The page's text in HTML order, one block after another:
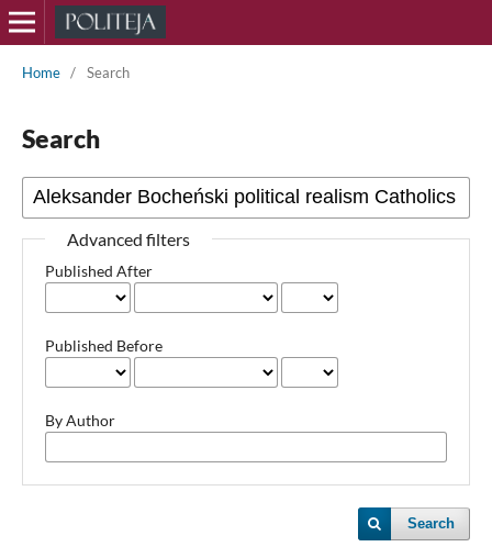
Home / Search
Search
Advanced filters
Published After
Published Before
By Author
Search